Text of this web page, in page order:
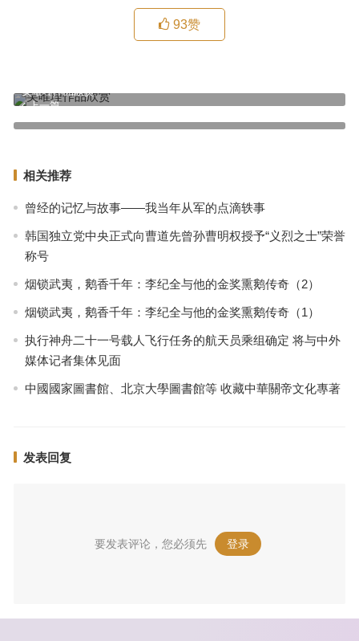
93赞
上一篇
吴唯理作品欣赏
相关推荐
曾经的记忆与故事——我当年从军的点滴轶事
韩国独立党中央正式向曹道先曾孙曹明权授予“义烈之士”荣誉
称号
烟锁武夷，鹅香千年：李纪全与他的金奖熏鹅传奇（2）
烟锁武夷，鹅香千年：李纪全与他的金奖熏鹅传奇（1）
执行神舟二十一号载人飞行任务的航天员乘组确定 将与中外
媒体记者集体见面
中國國家圖書館、北京大學圖書館等 收藏中華關帝文化專著
发表回复
要发表评论，您必须先 登录 。